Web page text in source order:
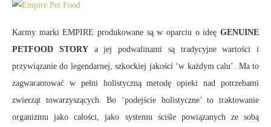
Karmy marki EMPIRE produkowane są w oparciu o ideę GENUINE
PETFOOD STORYa jej podwalinami są tradycyjne wartości i
przywiązanie do legendarnej, szkockiej jakości ‘w każdym calu’. Ma to
zagwarantować w pełni holistyczną metodę opieki nad potrzebami
zwierząt towarzyszących. Bo ‘podejście holistyczne’ to traktowanie
organizmu jako całości, jako systemu ściśle powiązanych ze sobą